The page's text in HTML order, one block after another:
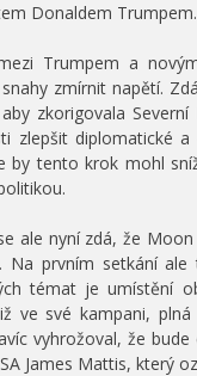
Donaldem Trumpem.
Trumpem a
zmírnit napětí.
zkorigovala
zlepšit diplomatické a
by tento krok mohl
ale nyní zdá, že
Na prvním setkání
témat je umístění
ve své kampani,
vyhrožoval, že
James Mattis, který